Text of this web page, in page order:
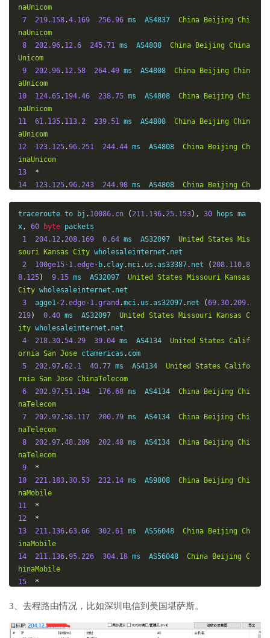
naUnicom
7
219.158.4.169 256.96 ms  AS4837 China Beijing Chi
naUnicom
8
202.96. 12.6 245.71 ms  AS4808 China Beijing China
Unicom
9
202.96. 12.58 264.49 ms  AS4808 China Beijing Chin
aUnicom
10
124.65. 194.46 238.75 ms  AS4808 China Beijing Chi
naUnicom
11
61.135. 113.2 239.51 ms  AS4808 China Beijing Chin
aUnicom
12
123.125.96.251 244.44 ms  AS4808 China Beijing Ch
inaUnicom
13
*
14
123.125.96.243 244.98 ms  AS4808 China Beijing Ch
traceroute to bj . 10086.cn (211.136.25.153), 30 hops ma
x, 60 byte packets
1
204.12.208.169 0.64 ms  AS32097 United States
Mis
souri
Kansas City wholesaleinternet . net
2
100ge15-1.edge- b. clay.mci. us .as33387. net (208.110.8
8.125) 9.15 ms  AS32097 United States Missouri
Kansas
City wholesaleinternet . net
3
  agge1
-2.edge-1.grand .mci. us .as32097. net (69.30.209.
219) 0.40 ms  AS32097 United States Missouri Kansas C
ity wholesaleinternet . net
4
218.30.54.29 39.04 ms  AS4134 United States Calif
ornia San Jose ctamericas . com
5
202.97.62.1 40.77 ms  AS4134 United States Califo
rnia San Jose ChinaTelecom
6
202.97.51.194 176.68 ms  AS4134 China Beijing Chi
naTelecom
7
202.97.58.117 200.79 ms  AS4134 China Beijing Chi
naTelecom
8
202.97.48.209 202.48 ms  AS4134 China Beijing Chi
naTelecom
9
*
10
221.183.30.53 232.14 ms  AS9808 China Beijing Chi
naMobile
11
*
12
*
13
211.136.63.66 302.61 ms  AS56048 China Beijing Ch
inaMobile
14
211.136.95.226 304.18 ms  AS56048 China Beijing C
hinaMobile
15
*
17
211.136.25.153 233.53 ms  AS56048 China
3、去程路由情况，比如深圳电信到美国堪萨斯。